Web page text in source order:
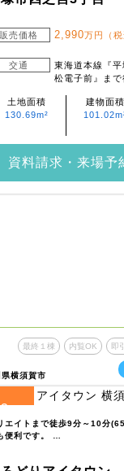
販売価格 2,990万円（税
交通
東海道本線『
松電子前』ま
土地面積
130.69m²
建物面積
資料請求・来場予
横須賀市
最終１棟 内覧OK 即
エイトまで徒歩9分～10分
便利です。 …